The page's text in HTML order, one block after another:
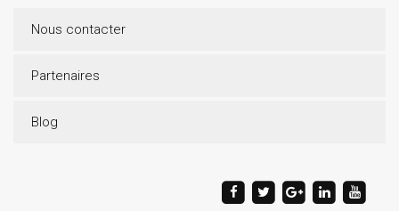
Nous contacter
Partenaires
Blog